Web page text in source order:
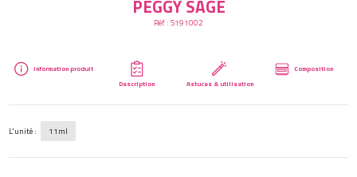
PEGGY SAGE
Réf :S191002
Information produit
Description
Astuces & utilisation
Composition
L'unité : 11ml